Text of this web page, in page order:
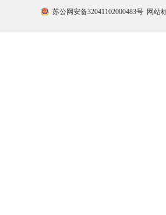
苏公网安备32041102000483号 网站